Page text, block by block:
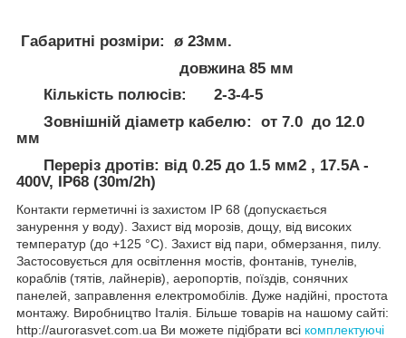
Габаритні розміри: ø 23мм.
довжина 85 мм
Кількість полюсів: 2-3-4-5
Зовнішній діаметр кабелю: от 7.0 до 12.0
мм
Переріз дротів: від 0.25 до 1.5 мм2 , 17.5A -
400V, IP68 (30m/2h)
Контакти герметичні із захистом IP 68 (допускається
занурення у воду). Захист від морозів, дощу, від високих
температур (до +125 °C). Захист від пари, обмерзання, пилу.
Застосовується для освітлення мостів, фонтанів, тунелів,
кораблів (тятів, лайнерів), аеропортів, поїздів, сонячних
панелей, заправлення електромобілів. Дуже надійні, простота
монтажу. Виробництво Італія. Більше товарів на нашому сайті:
http://aurorasvet.com.ua Ви можете підібрати всі комплектуючі